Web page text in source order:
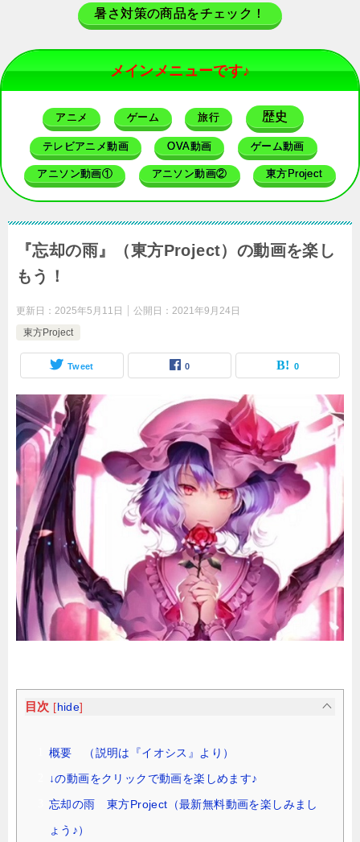
暑さ対策の商品をチェック！
メインメニューです♪
アニメ ゲーム 旅行 歴史
テレビアニメ動画 OVA動画 ゲーム動画
アニソン動画① アニソン動画② 東方Project
『忘却の雨』（東方Project）の動画を楽し
もう！
更新日： 2025年5月11日 公開日： 2021年9月24日
東方Project
Tweet 0 0
目次 [ hide]
概要 （説明は『イオシス』より）
↓の動画をクリックで動画を楽しめます♪
忘却の雨 東方Project（最新無料動画を楽しみまし
ょう♪）